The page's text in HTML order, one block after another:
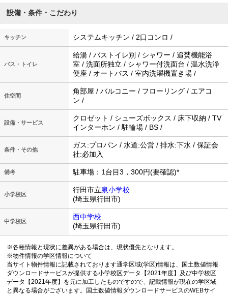
設備・条件・こだわり
キッチン システムキッチン / 2口コンロ /
バス・トイレ
給湯 / バストイレ別 / シャワー / 追焚機能浴
室 / 洗面所独立 / シャワー付洗面台 / 温水洗浄
便座 / オートバス / 室内洗濯機置き場 /
住空間
角部屋 / バルコニー / フローリング / エアコ
ン /
設備・サービス
クロゼット / シューズボックス / 床下収納 / TV
インターホン / 駐輪場 / BS /
条件・その他
ガス:プロパン / 水道:公営 / 排水:下水 / 保証会
社:必加入
備考 駐車場：1台目3，300円(要確認)*
小学校区
行田市立泉小学校
(埼玉県行田市)
中学校区
西中学校
(埼玉県行田市)
※各種情報と現状に差異がある場合は、現状優先となります。
※物件情報の学区情報について
当サイト物件情報に記載されております通学区域(学区)情報は、国土数値情報
ダウンロードサービスが提供する小学校区データ【2021年度】及び中学校区
データ【2021年度】を元に加工したものですので、記載情報が現在の学区域
と異なる場合がございます。国土数値情報ダウンロードサービスのWEBサイ